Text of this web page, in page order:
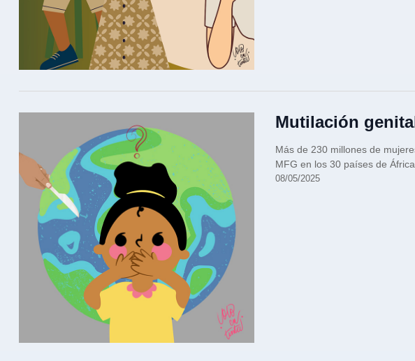
Mutilación
Más de 230 millones de
MFG en los 30 países de
08/05/2025